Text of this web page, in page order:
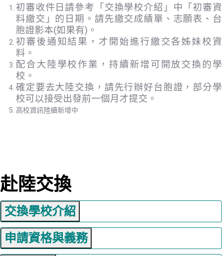
初審收件日請參考「交換學校介紹」中「初審資
料繳交」的日期。請先繳交成績單、志願表、台
胞證影本(如果有)。
初審後通知結果，才開始進行繳交各姊妹校資
料。
配合大陸學校作業，持續新增可開放交換的學
校。
確定要去大陸交換，請先行辦好台胞證，部分學
校可以接受出發前一個月才提交。
高校資訊陸續新增中
赴陸交換
交換學校介紹
申請資格與義務